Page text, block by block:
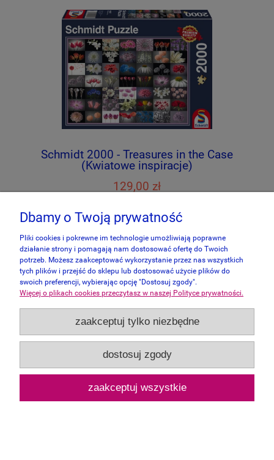
Schmidt 2000 - Treasures in the Case
(Kwiatowe inspiracje)
129,00 zł
do koszyka
Dbamy o Twoją prywatność
Pliki cookies i pokrewne im technologie umożliwiają poprawne
działanie strony i pomagają nam dostosować ofertę do Twoich
potrzeb. Możesz zaakceptować wykorzystanie przez nas wszystkich
tych plików i przejść do sklepu lub dostosować użycie plików do
swoich preferencji, wybierając opcję "Dostosuj zgody".
Więcej o plikach cookies przeczytasz w naszej Polityce prywatności.
zaakceptuj tylko niezbędne
dostosuj zgody
zaakceptuj wszystkie